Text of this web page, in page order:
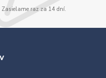
Zasielame raz za 14 dní.